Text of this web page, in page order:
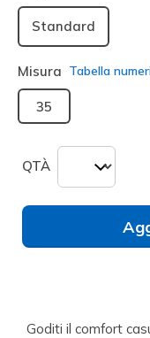
Standard
Misura Tabella
35
QTÀ
Goditi il comfort